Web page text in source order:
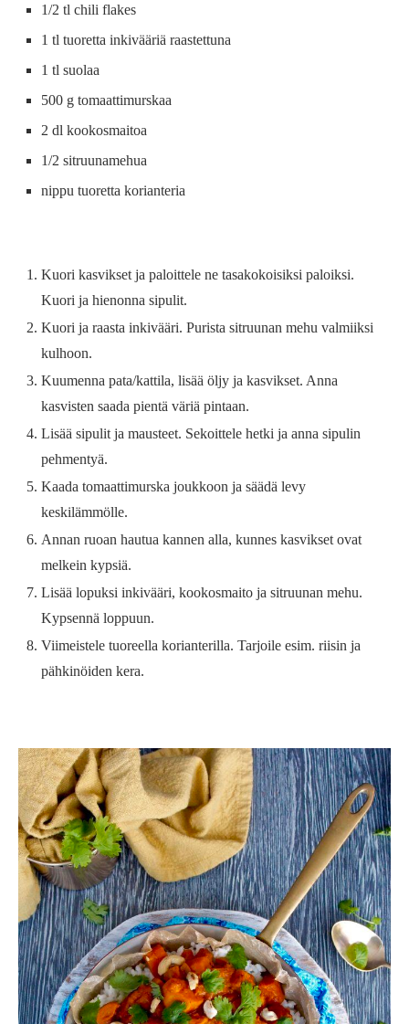
1/2 tl chili flakes
1 tl tuoretta inkivääriä raastettuna
1 tl suolaa
500 g tomaattimurskaa
2 dl kookosmaitoa
1/2 sitruunamehua
nippu tuoretta korianteria
Kuori kasvikset ja paloittele ne tasakokoisiksi paloiksi.
Kuori ja hienonna sipulit.
Kuori ja raasta inkivääri. Purista sitruunan mehu valmiiksi
kulhoon.
Kuumenna pata/kattila, lisää öljy ja kasvikset. Anna
kasvisten saada pientä väriä pintaan.
Lisää sipulit ja mausteet. Sekoittele hetki ja anna sipulin
pehmentyä.
Kaada tomaattimurska joukkoon ja säädä levy
keskilämmölle.
Annan ruoan hautua kannen alla, kunnes kasvikset ovat
melkein kypsiä.
Lisää lopuksi inkivääri, kookosmaito ja sitruunan mehu.
Kypsennä loppuun.
Viimeistele tuoreella korianterilla. Tarjoile esim. riisin ja
pähkinöiden kera.